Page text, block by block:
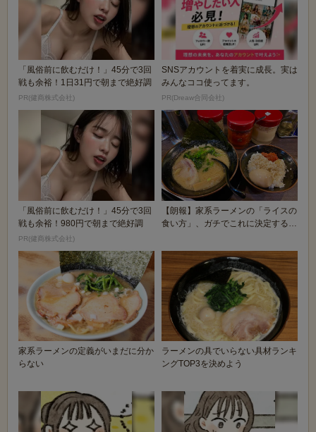
「風俗前に飲むだけ！」45分で3回
戦も余裕！1日31円で朝まで絶好調
PR(健商株式会社)
SNSアカウントを着実に成長。実は
みんなココ使ってます。
PR(Dreaw合同会社)
「風俗前に飲むだけ！」45分で3回
戦も余裕！980円で朝まで絶好調
PR(健商株式会社)
【朗報】家系ラーメンの「ライスの
食い方」、ガチでこれに決定するｗ
家系ラーメンの定義がいまだに分か
らない
ラーメンの具でいらない具材ランキ
ングTOP3を決めよう